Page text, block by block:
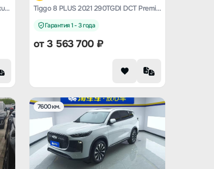
Tiggo 8 PLUS 2022 290TGDI DCT Luxury Edition Tiggo 8 PLUS 2021 290TGDI DCT Premium Edition
Гарантия 1 - 3 года
от3 563 700₽
7600 км.